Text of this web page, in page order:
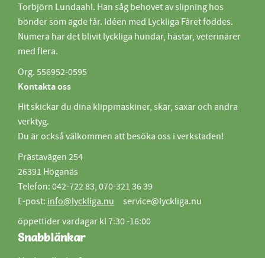
Torbjörn Lundaahl. Han såg behovet av slipning hos
bönder som ägde får. Idéen med Lyckliga Fåret föddes.
Numera har det blivit lyckliga hundar, hästar, veterinärer
med flera.
Org. 556952-0595
Kontakta oss
Hit skickar du dina klippmaskiner, skär, saxar och andra
verktyg.
Du är också välkommen att besöka oss i verkstaden!
Prästavägen 254
26391 Höganäs
Telefon: 042-722 83, 070-321 36 39
E-post: info@lyckliga.nu service@lyckliga.nu
öppettider vardagar kl 7:30 -16:00
Snabblänkar